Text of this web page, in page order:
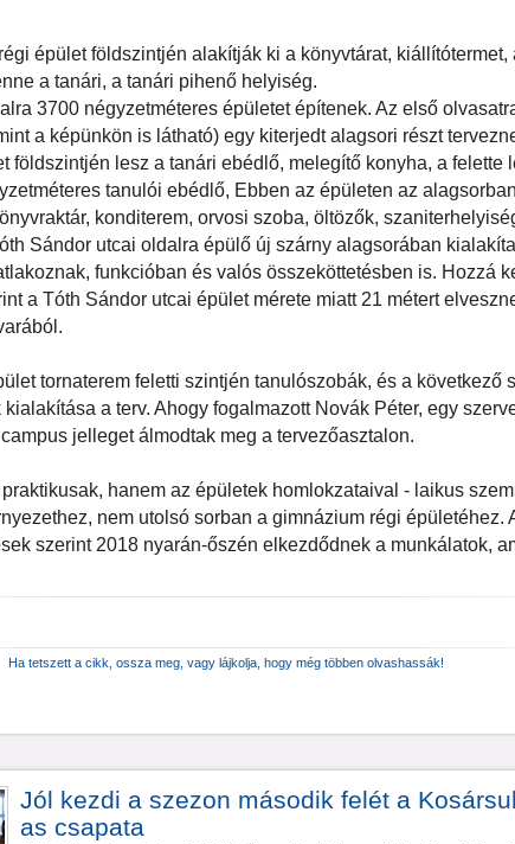
épület földszintjén alakítják ki a könyvtárat, kiállítótermet,
a tanári, a tanári pihenő helyiség.
3700 négyzetméteres épületet építenek. Az első
a képünkön is látható) egy kiterjedt alagsori részt
földszintjén lesz a tanári ebédlő, melegítő konyha, a felette
tanulói ebédlő, Ebben az épületen az alagsorban
konditerem, orvosi szoba, öltözők,
Sándor utcai oldalra épülő új szárny alagsorában
funkcióban és valós összeköttetésben is. Hozzá
a Tóth Sándor utcai épület mérete miatt 21 métert
tornaterem feletti szintjén tanulószobák, és a következő
a terv. Ahogy fogalmazott Novák Péter, egy
jelleget álmodtak meg a tervezőasztalon.
hanem az épületek homlokzataival - laikus
nem utolsó sorban a gimnázium régi épületéhez.
szerint 2018 nyarán-őszén elkezdődnek a munkálatok,
Ha tetszett a cikk, ossza meg, vagy lájkolja, hogy még többen olvashassák!
Jól kezdi a szezon második felét a
as csapata